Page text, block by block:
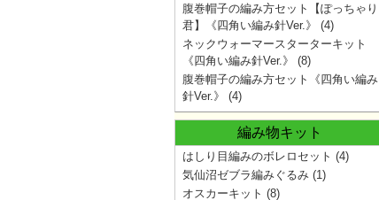
腹巻帽子の編み方セット【ぽっちゃり
君】《四角い編み針Ver.》
(4)
ネックウォーマースターターキット
《四角い編み針Ver.》
(8)
腹巻帽子の編み方セット《四角い編み
針Ver.》
(4)
編み物キット
はしり目編みのボレロセット (4)
気仙沼ゼブラ編みぐるみ (1)
オスカーキット (8)